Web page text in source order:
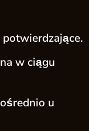
potwierdzające.
w ciągu
u